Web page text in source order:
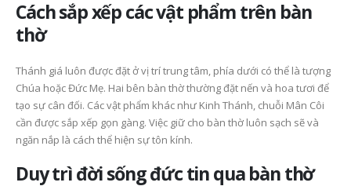
Cách sắp xếp các vật phẩm trên bàn
thờ
Thánh giá luôn được đặt ở vị trí trung tâm, phía dưới có thể là tượng
Chúa hoặc Đức Mẹ. Hai bên bàn thờ thường đặt nến và hoa tươi để
tạo sự cân đối. Các vật phẩm khác như Kinh Thánh, chuỗi Mân Côi
cần được sắp xếp gọn gàng. Việc giữ cho bàn thờ luôn sạch sẽ và
ngăn nắp là cách thể hiện sự tôn kính.
Duy trì đời sống đức tin qua bàn thờ